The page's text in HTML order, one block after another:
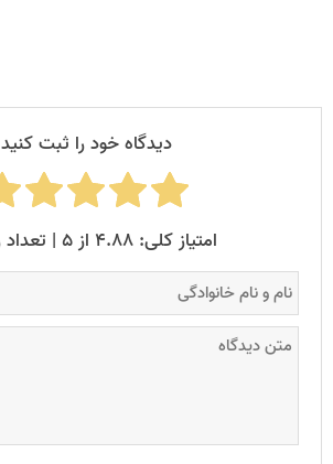
دیدگاه خود را ثبت کنید
امتیاز کلی: ۴.۸۸ از ۵ | تعداد رای: ۸